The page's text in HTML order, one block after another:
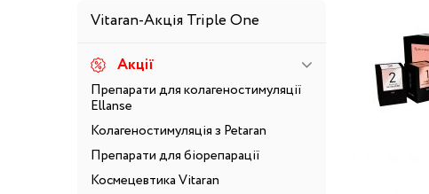
Vitaran-Акція Triple One
Акції
Препарати для колагеностимуляції
Ellanse
Колагеностимуляція з Petaran
Препарати для біорепарації
Космецевтика Vitaran